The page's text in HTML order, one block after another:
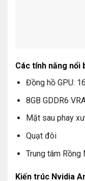
Các tính năng nổi
Đồng hồ GPU:
8GB GDDR6
Mặt sau phay
Quạt đôi
Trung tâm Rồng
Kiến trúc Nvidia